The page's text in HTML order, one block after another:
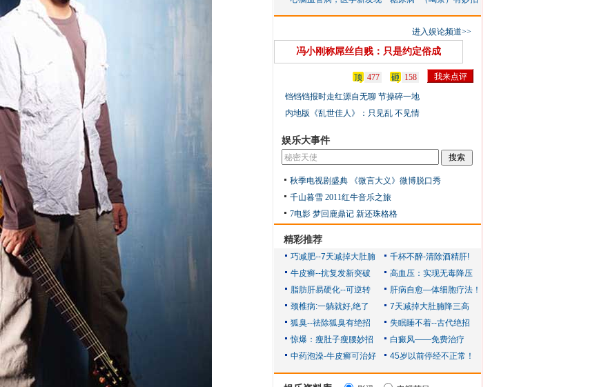
进入娱论频道>>
冯小刚称屌丝自贱：只是约定俗成
顶 477 砸
158
铛铛铛报时走红源自无聊 节操碎一地
内地版《乱世佳人》：只见乱 不见情
娱乐大事件
秋季电视剧盛典
《微言大义》微博脱口秀
千山暮雪 2011红牛音乐之旅
7电影 梦回鹿鼎记 新还珠格格
精彩推荐